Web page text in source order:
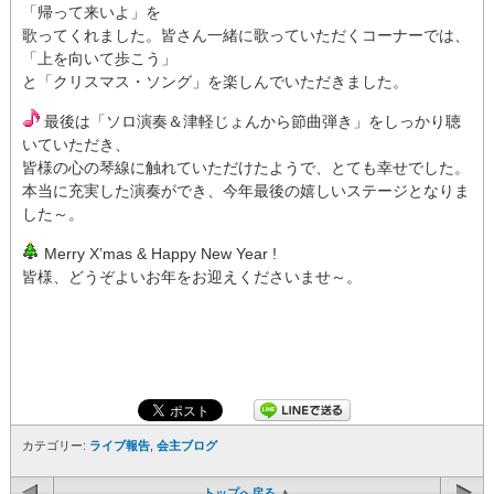
「帰って来いよ」を
歌ってくれました。皆さん一緒に歌っていただくコーナーでは、
「上を向いて歩こう」
と「クリスマス・ソング」を楽しんでいただきました。
最後は「ソロ演奏＆津軽じょんから節曲弾き」をしっかり聴
いていただき、
皆様の心の琴線に触れていただけたようで、とても幸せでした。
本当に充実した演奏ができ、今年最後の嬉しいステージとなりま
した～。
Merry X’mas & Happy New Year !
皆様、どうぞよいお年をお迎えくださいませ～。
カテゴリー: ライブ報告 会主ブログ